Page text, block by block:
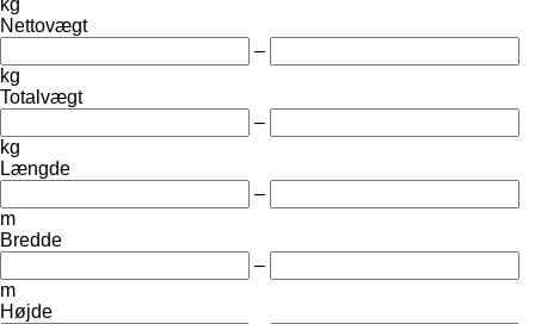
Nettovægt
–
kg
Totalvægt
–
kg
Længde
–
m
Bredde
–
m
Højde